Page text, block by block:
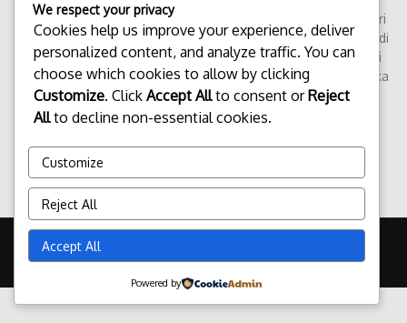
Prakiraan Cuaca Bali 22 Januari
Berpotensi Hujan Petir Cuaca di
wilayah Bali pada 22 Januari di
prakirakan mengalami dinamika
cukup signifikan. Sejumlah
wilayah berpotensi di guyur
Read More
Copyright © 2026 Update Terbaru Bali Portal News | Powered by
Majalah Berita X
We respect your privacy
Cookies help us improve your experience, deliver
personalized content, and analyze traffic. You can
choose which cookies to allow by clicking
Customize. Click Accept Allto consent orReject
Allto decline non-essential cookies.
Customize
Reject All
Accept All
Powered by